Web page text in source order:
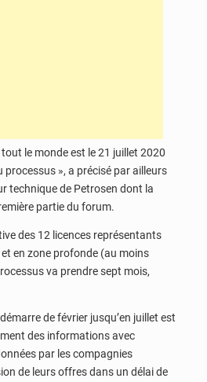
le monde est le 21 juillet 2020
processus », a précisé par ailleurs
technique de Petrosen dont la
partie du forum.
des 12 licences représentants
en zone profonde (au moins
va prendre sept mois,
de février jusqu’en juillet est
des informations avec
par les compagnies
de leurs offres dans un délai de